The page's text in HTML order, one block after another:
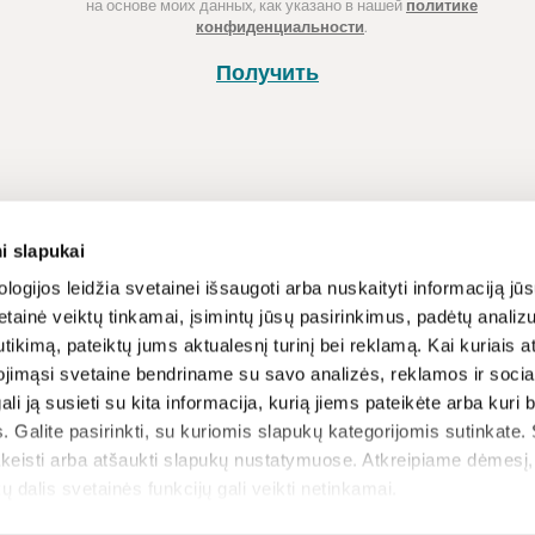
slapukai
leidžia svetainei išsaugoti arba nuskaityti informaciją
veiktų tinkamai, įsimintų jūsų pasirinkimus, padėtų
pateiktų jums aktualesnį turinį bei reklamą. Kai kuriais
svetaine bendriname su savo analizės, reklamos ir
ją susieti su kita informacija, kurią jiems pateikėte arba kuri
Galite pasirinkti, su kuriomis slapukų kategorijomis sutinkate.
arba atšaukti slapukų nustatymuose. Atkreipiame
dalis svetainės funkcijų gali veikti netinkamai.
на основе моих данных, как указано в нашей политике
конфиденциальности.
Получить
Способы оплаты
Доставка
Возврат товара
Программа
Новости и
Рецепты
Условия и
Политика